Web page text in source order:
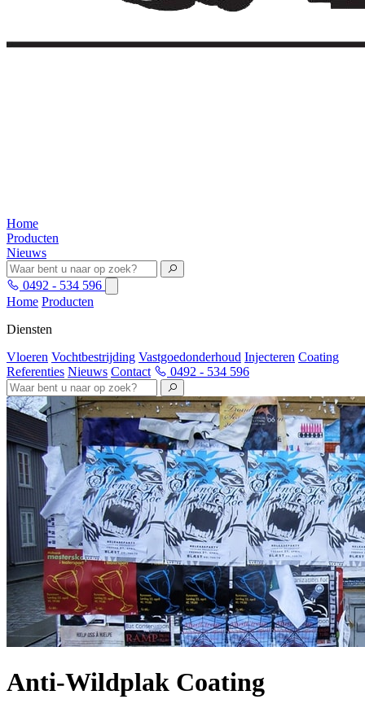
Home
Producten
Nieuws
0492 - 534 596
Home Producten
Diensten
Vloeren Vochtbestrijding Vastgoedonderhoud Injecteren Coating
Referenties Nieuws Contact 0492 - 534 596
Anti-Wildplak Coating